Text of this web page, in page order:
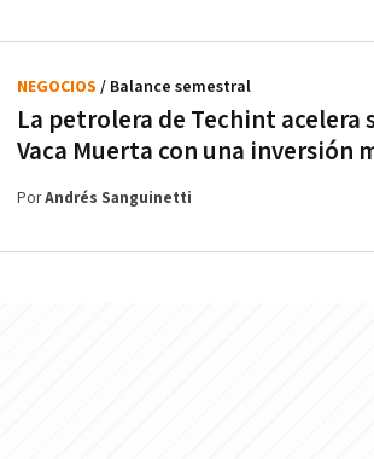
La petrolera de Techint acelera
Vaca Muerta con una inversión
NEGOCIOS / Balance semestral
PorAndrés Sanguinetti